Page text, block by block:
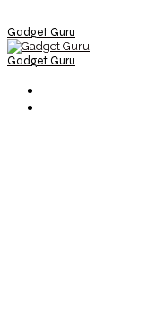
Gadget Guru
Gadget Guru